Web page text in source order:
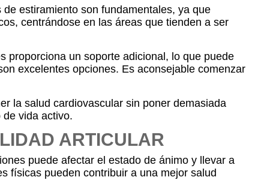
estiramiento son fundamentales, ya que
centrándose en las áreas que tienden a ser
proporciona un soporte adicional, lo que puede
excelentes opciones. Es aconsejable comenzar
la salud cardiovascular sin poner demasiada
vida activo.
ARTICULAR
puede afectar el estado de ánimo y llevar a
físicas pueden contribuir a una mejor salud